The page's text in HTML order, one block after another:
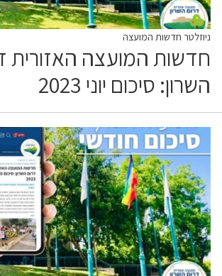
ניוזלטר חדשות המועצה
חדשות המועצה האזורית
השרון: סיכום יוני 2023